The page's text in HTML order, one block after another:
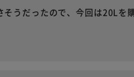
うだったので、今回は20Lを